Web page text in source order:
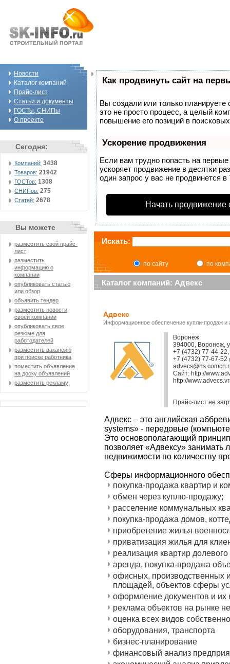
Новости
Каталог компаний
Прайс-лист
Статьи и документы
ГОСТы, СНИПы
О проекте
Сегодня:
Компаний: 3438
Товаров: 21942
ГОСТов: 1308
СНИПов: 275
Статей: 2678
Вы можете
разместить свой прайс-
лист
разместить
информацию о
компании
опубликовать статью
или обзор
объявить тендер
разместить новости
своей компании
опубликовать свое
резюме для
работодателей
разместить вакансию
при поиске работника
поместить объявление
на доску объявлений
разместить рекламу
Как продвинуть сайт на
Вы создали или только планируете
это не просто процесс, а целый
повышение его позиций в
Ускорение продвижения
Если вам трудно попасть на
ускоряет продвижение в десятки
один запрос у вас не продвинется
Начать продвижение
Искать:
по сайту по
Каталог компаний: Адвекс
Адвекс
Информационное обеспечение купли-продаж
Воронеж
394000, Воронеж,
+7 (4732) 77-44-
+7 (4732) 77-67-52
Сайт: http://
http://
Прайс-лист не
Адвекс – это английская
systems» - передовые
Это основополагающий
позволяет «Адвексу» занимать
недвижимости по количеству
Сферы информационного
покупка-продажа квартир и
обмен через куплю-продажу;
расселение коммунальных
покупка-продажа домов,
приобретение жилья
приватизация жилья для
реализация квартир долевого
аренда, покупка-продажа
офисных, производственных
площадей, объектов сферы
оформление документов и их
реклама объектов на рынке
оценка всех видов
оборудования, транспорта
бизнес-планирование
финансовый анализ